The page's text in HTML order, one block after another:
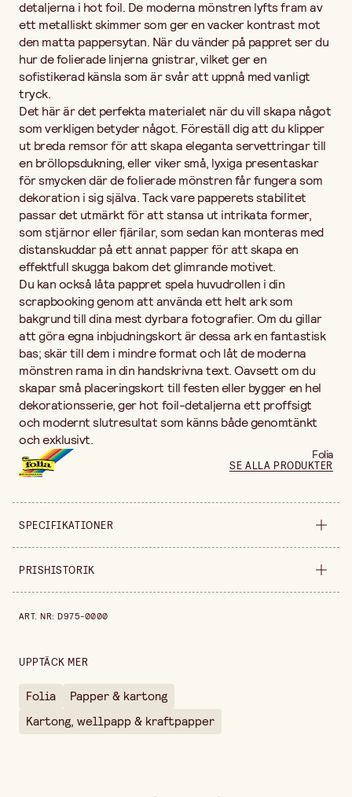
du skapar små placeringskort till festen eller bygger en hel
dekorationsserie, ger hot foil-detaljerna ett proffsigt och
modernt slutresultat som känns både genomtänkt och exklusivt.
detaljerna i hot foil. De moderna mönstren lyfts fram av
ett metalliskt skimmer som ger en vacker kontrast mot
den matta pappersytan. När du vänder på pappret ser du
hur de folierade linjerna gnistrar, vilket ger en
sofistikerad känsla som är svår att uppnå med vanligt
tryck.
Det här är det perfekta materialet när du vill skapa något
som verkligen betyder något. Föreställ dig att du klipper
ut breda remsor för att skapa eleganta servettringar till
en bröllopsdukning, eller viker små, lyxiga presentaskar
för smycken där de folierade mönstren får fungera som
dekoration i sig själva. Tack vare papperets stabilitet
passar det utmärkt för att stansa ut intrikata former,
som stjärnor eller fjärilar, som sedan kan monteras med
distanskuddar på ett annat papper för att skapa en
effektfull skugga bakom det glimrande motivet.
Du kan också låta pappret spela huvudrollen i din
scrapbooking genom att använda ett helt ark som
bakgrund till dina mest dyrbara fotografier. Om du gillar
att göra egna inbjudningskort är dessa ark en fantastisk
bas; skär till dem i mindre format och låt de moderna
mönstren rama in din handskrivna text. Oavsett om du
skapar små placeringskort till festen eller bygger en hel
dekorationsserie, ger hot foil-detaljerna ett proffsigt
och modernt slutresultat som känns både genomtänkt
och exklusivt.
Folia
SE ALLA PRODUKTER
SPECIFIKATIONER
Säljs i styck
PRISHISTORIK
ART. NR:D975-0000
UPPTÄCK MER
Folia
Papper & kartong
Kartong, wellpapp & kraftpapper